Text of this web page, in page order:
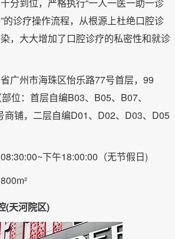
的诊疗操作流程，从根源上杜绝口腔诊
，大大增加了口腔诊疗的私密性和就诊
广州市海珠区怡乐路77号首层，99
位：首层自编B03、B05、B07、
商铺，二层自编D01、D02、D03、D05
下午18:00:00（无节假日)
(天河院区)